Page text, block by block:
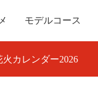
モデルコース
火カレンダー2026